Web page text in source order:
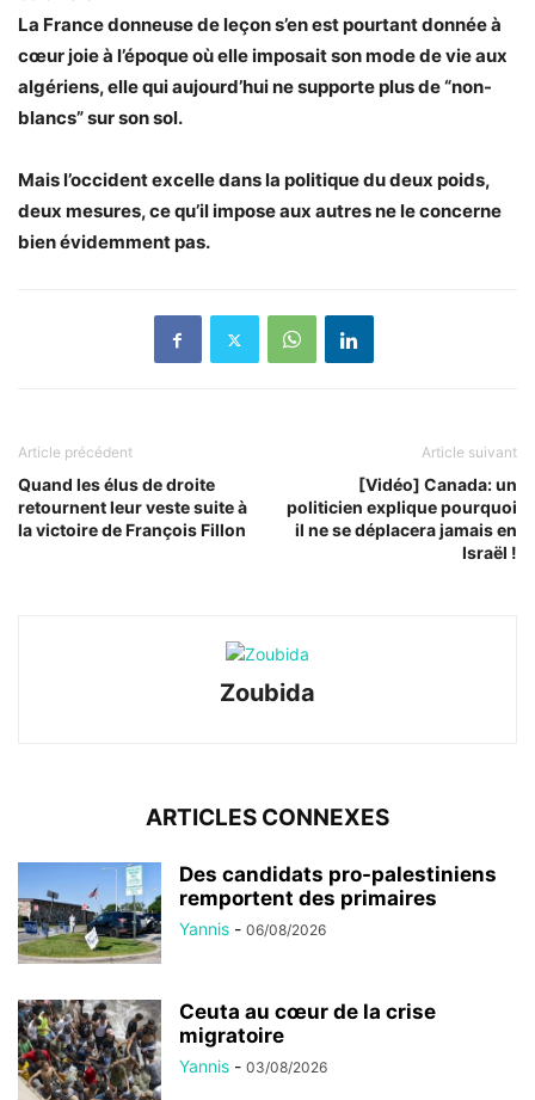
La France donneuse de leçon s’en est pourtant donnée à
cœur joie à l’époque où elle imposait son mode de vie aux
algériens, elle qui aujourd’hui ne supporte plus de “non-
blancs” sur son sol.
Mais l’occident excelle dans la politique du deux poids,
deux mesures, ce qu’il impose aux autres ne le concerne
bien évidemment pas.
Article précédent
Quand les élus de droite
retournent leur veste suite à
la victoire de François Fillon
Article suivant
[Vidéo] Canada: un
politicien explique pourquoi
il ne se déplacera jamais en
Israël !
Zoubida
ARTICLES CONNEXES
Des candidats pro-palestiniens
remportent des primaires
Yannis - 06/08/2026
Ceuta au cœur de la crise
migratoire
Yannis - 03/08/2026